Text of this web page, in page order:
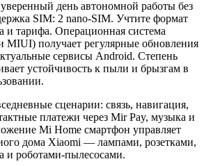
день автономной работы без
SIM: 2 nano-SIM. Учтите формат
и тарифа. Операционная система
MIUI) получает регулярные обновления
сервисы Android. Степень
устойчивость к пыли и брызгам в
сценарии: связь, навигация,
платежи через Mir Pay, музыка и
Mi Home смартфон управляет
дома Xiaomi — лампами, розетками,
и роботами-пылесосами.